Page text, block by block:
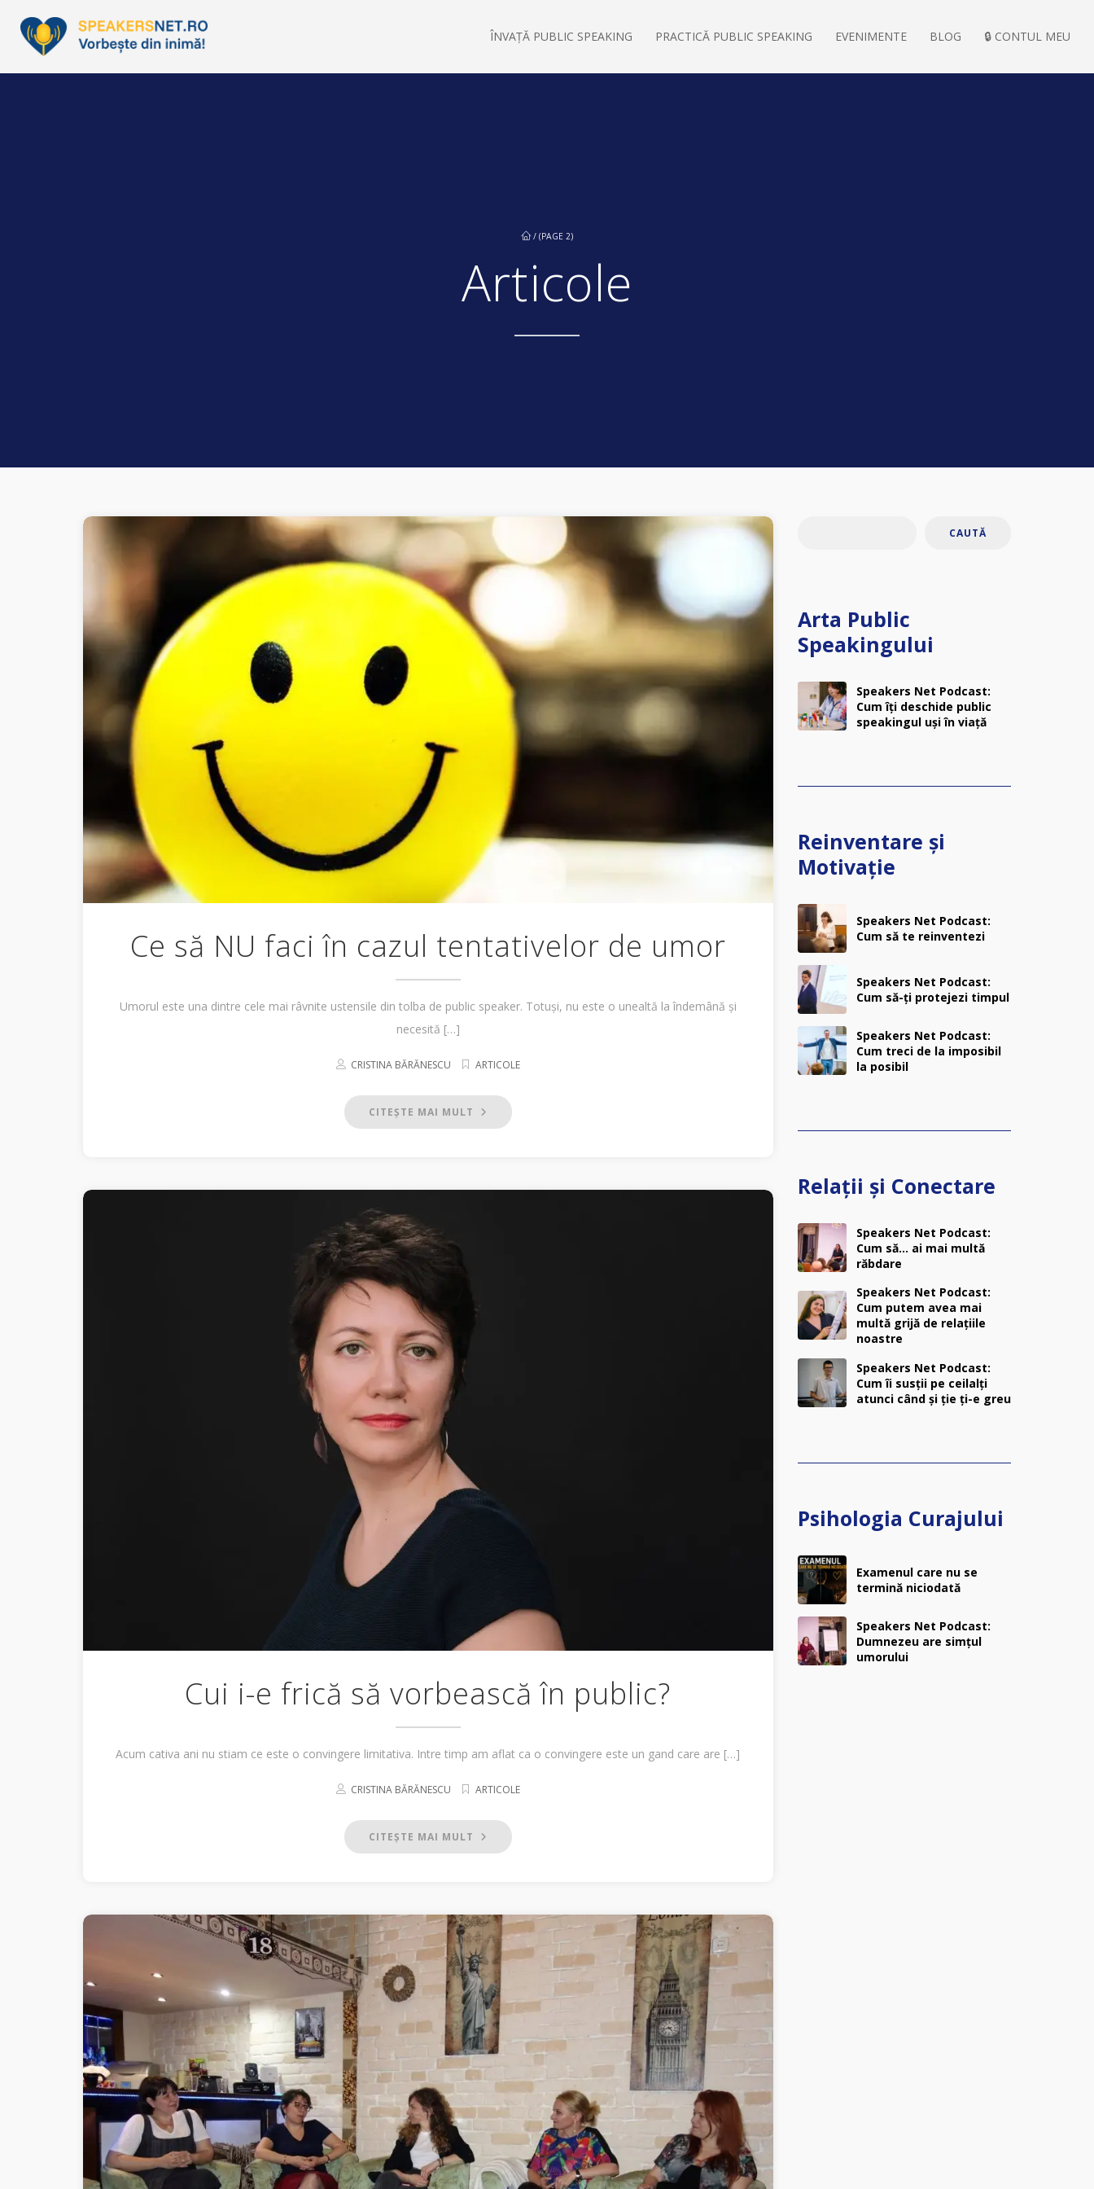
ÎNVAȚĂ PUBLIC SPEAKING PRACTICĂ PUBLIC SPEAKING EVENIMENTE BLOG 🔒 CONTUL MEU
/ (PAGE 2)
Articole
Ce să NU faci în cazul tentativelor de umor
Umorul este una dintre cele mai râvnite ustensile din tolba de public speaker. Totuși, nu este o unealtă la îndemână și
necesită […]
CRISTINA BĂRĂNESCU ARTICOLE
CITEȘTE MAI MULT
Cui i-e frică să vorbească în public?
Acum cativa ani nu stiam ce este o convingere limitativa. Intre timp am aflat ca o convingere este un gand care are […]
CRISTINA BĂRĂNESCU ARTICOLE
CITEȘTE MAI MULT
CAUTĂ
Arta Public
Speakingului
Speakers Net Podcast:
Cum îți deschide public
speakingul uși în viață
Reinventare și
Motivație
Speakers Net Podcast:
Cum să te reinventezi
Speakers Net Podcast:
Cum să-ți protejezi timpul
Speakers Net Podcast:
Cum treci de la imposibil
la posibil
Relații și Conectare
Speakers Net Podcast:
Cum să… ai mai multă
răbdare
Speakers Net Podcast:
Cum putem avea mai
multă grijă de relațiile
noastre
Speakers Net Podcast:
Cum îi susții pe ceilalți
atunci când și ție ți-e greu
Psihologia Curajului
Examenul care nu se
termină niciodată
Speakers Net Podcast:
Dumnezeu are simțul
umorului